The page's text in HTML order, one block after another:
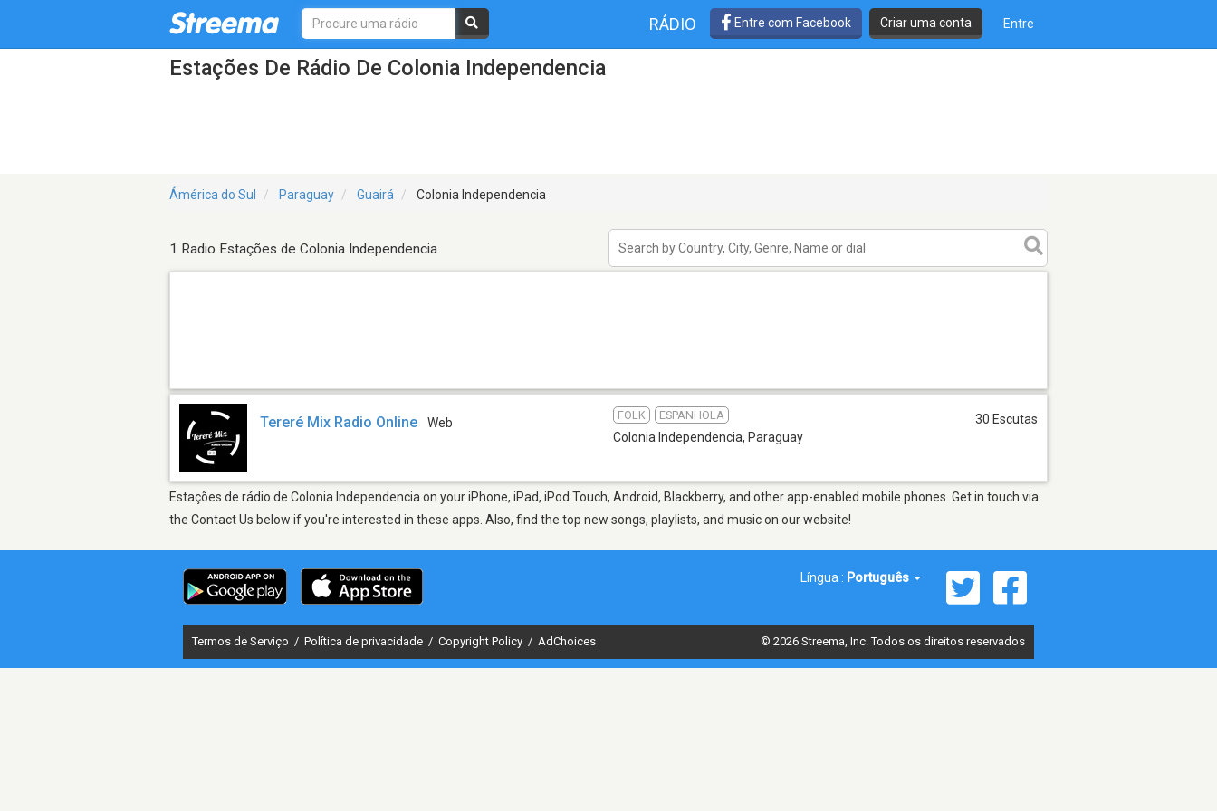
RÁDIO Entre com Facebook Criar uma conta Entre
Estações De Rádio De Colonia Independencia
Ámérica do Sul Paraguay Guairá Colonia Independencia
1 Radio Estações de Colonia Independencia
Tereré Mix Radio Online Web
FOLK ESPANHOLA
Colonia Independencia, Paraguay
30 Escutas
Estações de rádio de Colonia Independencia on your iPhone, iPad, iPod Touch, Android, Blackberry, and other app-enabled mobile phones. Get in touch via
the Contact Us below if you're interested in these apps. Also, find the top new songs, playlists, and music on our website!
Língua : Português
Termos de Serviço / Política de privacidade / Copyright Policy / AdChoices © 2026 Streema, Inc. Todos os direitos reservados